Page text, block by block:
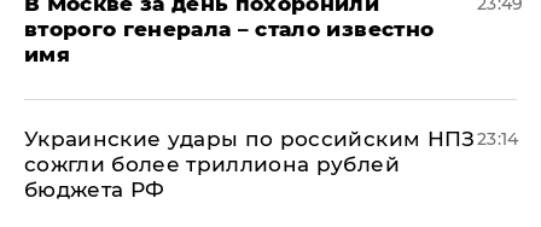
второго генерала – стало известно
имя
Украинские удары по российским НПЗ
сожгли более триллиона рублей
бюджета РФ
23:14